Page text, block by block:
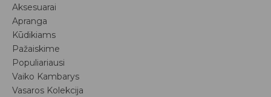
Aksesuarai
Apranga
Kūdikiams
Pažaiskime
Populiariausi
Vaiko Kambarys
Vasaros Kolekcija